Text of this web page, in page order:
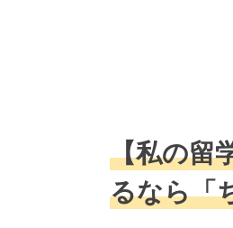
【私の留
るなら「